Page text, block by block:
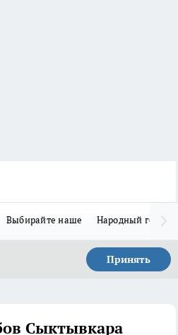
Выбирайте наше Народный герой
Принять
Сыктывкара